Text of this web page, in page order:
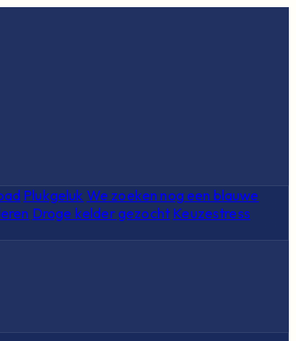
Plukgeluk We zoeken nog een blauwe
Droge kelder gezocht Keuzestress